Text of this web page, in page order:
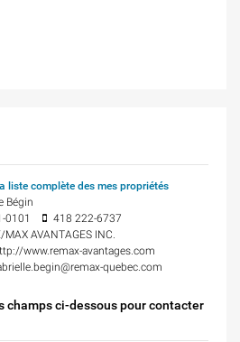
liste complète des mes propriétés
Bégin
0101
418 222-6737
MAX AVANTAGES INC.
www.remax-avantages.com
quebec.com
champs ci-dessous pour contacter